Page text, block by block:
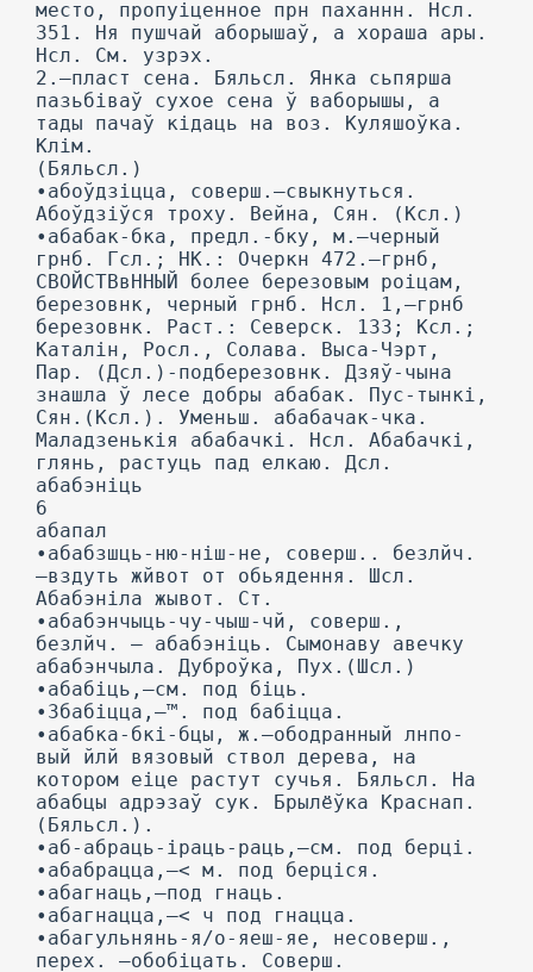
место, пропуіценное прн паханнн. Нсл.
351. Ня пушчай аборышаў, а хораша ары.
Нсл. См. узрэх.
2.—пласт сена. Бяльсл. Янка сьпярша
пазьбіваў сухое сена ў ваборышы, а
тады пачаў кідаць на воз. Куляшоўка.
Клім.
(Бяльсл.)
•абоўдзіцца, соверш.—свыкнуться.
Абоўдзіўся троху. Вейна, Сян. (Ксл.)
•абабак-бка, предл.-бку, м.—черный
грнб. Гсл.; НК.: Очеркн 472.—грнб,
СВОЙСТВвННЫЙ более березовым роіцам,
березовнк, черный грнб. Нсл. 1,—грнб
березовнк. Раст.: Северск. 133; Ксл.;
Каталін, Росл., Солава. Выса-Чэрт,
Пар. (Дсл.)-подберезовнк. Дзяў-чына
знашла ў лесе добры абабак. Пус-тынкі,
Сян.(Ксл.). Уменьш. абабачак-чка.
Маладзенькія абабачкі. Нсл. Абабачкі,
глянь, растуць пад елкаю. Дсл.
абабэніць
6
абапал
•абабзшць-ню-ніш-не, соверш.. безлйч.
—вздуть жйвот от обьядення. Шсл.
Абабэніла жывот. Ст.
•абабэнчыць-чу-чыш-чй, соверш.,
безлйч. — абабэніць. Сымонаву авечку
абабэнчыла. Дуброўка, Пух.(Шсл.)
•абабіць,—см. под біць.
•Збабіцца,—™. под бабіцца.
•абабка-бкі-бцы, ж.—ободранный лнпо-
вый йлй вязовый ствол дерева, на
котором еіце растут сучья. Бяльсл. Ha
абабцы адрэзаў сук. Брылёўка Краснап.
(Бяльсл.).
•аб-абраць-іраць-раць,—см. под берці.
•абабрацца,—< м. под берціся.
•абагнаць,—под гнаць.
•абагнацца,—< ч под гнацца.
•абагульнянь-я/о-яеш-яе, несоверш.,
перех. —обобіцать. Соверш.